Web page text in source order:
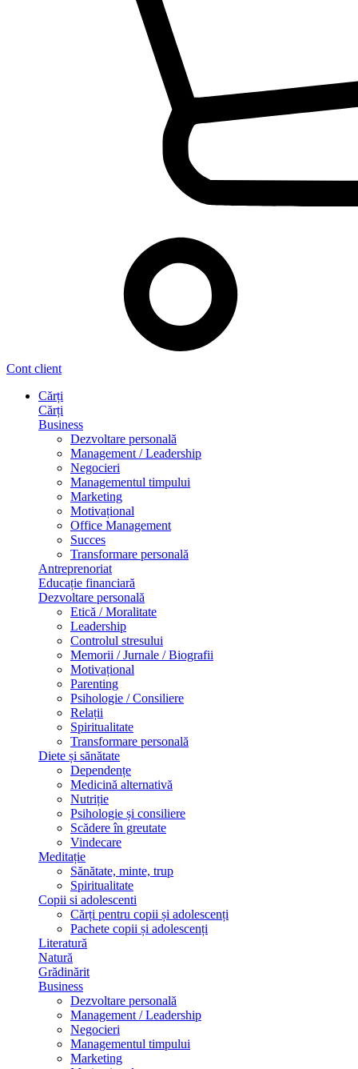
Cont client
Cărți
Cărți
Business
Dezvoltare personală
Management / Leadership
Negocieri
Managementul timpului
Marketing
Motivațional
Office Management
Succes
Transformare personală
Antreprenoriat
Educație financiară
Dezvoltare personală
Etică / Moralitate
Leadership
Controlul stresului
Memorii / Jurnale / Biografii
Motivațional
Parenting
Psihologie / Consiliere
Relații
Spiritualitate
Transformare personală
Diete și sănătate
Dependențe
Medicină alternativă
Nutriție
Psihologie și consiliere
Scădere în greutate
Vindecare
Meditație
Sănătate, minte, trup
Spiritualitate
Copii si adolescenti
Cărți pentru copii și adolescenți
Pachete copii și adolescenți
Literatură
Natură
Grădinărit
Business
Dezvoltare personală
Management / Leadership
Negocieri
Managementul timpului
Marketing